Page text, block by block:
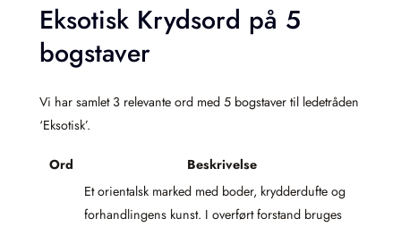
Eksotisk Krydsord på 5
bogstaver
Vi har samlet 3 relevante ord med 5 bogstaver til ledetråden
‘Eksotisk’.
Ord Beskrivelse
Et orientalsk marked med boder, krydderdufte og
forhandlingens kunst. I overført forstand bruges